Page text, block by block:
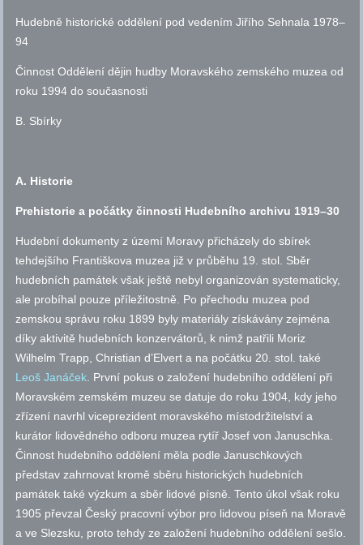
Hudebně historické oddělení pod vedením Jiřího Sehnala 1978–
94
Činnost Oddělení dějin hudby Moravského zemského muzea od
roku 1994 do současnosti
B. Sbírky
A. Historie
Prehistorie a počátky činnosti Hudebního archivu 1919–30
Hudební dokumenty z území Moravy přicházely do sbírek
tehdejšího Františkova muzea již v průběhu 19.stol. Sběr
hudebních památek však ještě nebyl organizován systematicky,
ale probíhal pouze příležitostně. Po přechodu muzea pod
zemskou správu roku 1899 byly materiály získávány zejména
díky aktivitě hudebních konzervátorů, k nimž patřili Moriz
Wilhelm Trapp, Christian d’Elvert a na počátku 20.stol. také
Leoš Janáček. První pokus o založení hudebního oddělení při
Moravském zemském muzeu se datuje do roku 1904, kdy jeho
zřízení navrhl viceprezident moravského místodržitelství a
kurátor lidovědného odboru muzea rytíř Josef von Januschka.
Činnost hudebního oddělení měla podle Januschkových
představ zahrnovat kromě sběru historických hudebních
památek také výzkum a sběr lidové písně. Tento úkol však roku
1905 převzal Český pracovní výbor pro lidovou píseň na Moravě
a ve Slezsku, proto tehdy ze založení hudebního oddělení sešlo.